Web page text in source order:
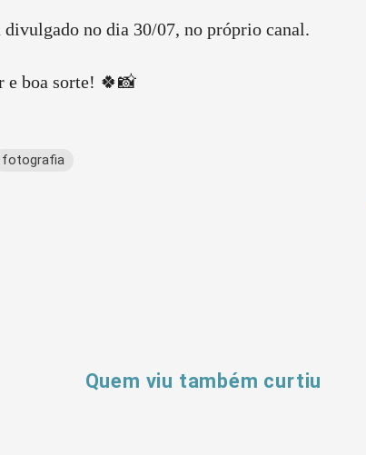
divulgado no dia 30/07, no próprio canal.
e boa sorte! 🍀📸
fotografia
Quem viu também curtiu